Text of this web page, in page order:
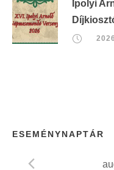
Ipolyi
ESEMÉNYNAPTÁR